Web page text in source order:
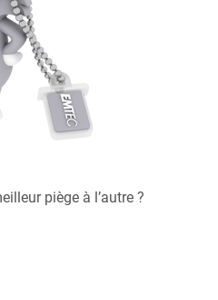
piège à l’autre ?